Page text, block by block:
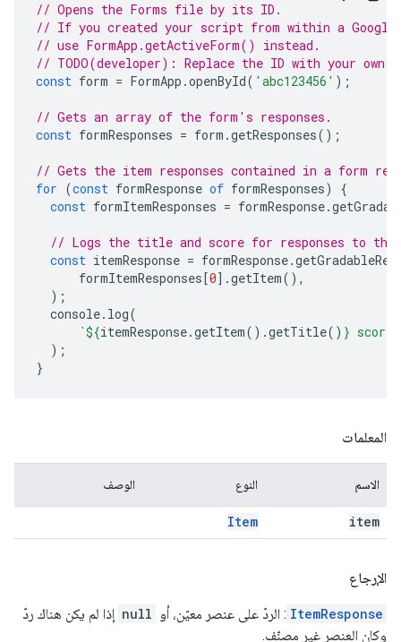
// Opens the Forms file by its ID.
// If you created your script from within a Google
// use FormApp.getActiveForm() instead.
// TODO(developer): Replace the ID with your own.
const form = FormApp .openById( 'abc123456' );
// Gets an array of the form's responses.
const formResponses = form .getResponses();
// Gets the item responses contained in a form
for (const formResponse of formResponses)
{
const formItemResponses = formResponse.
// Logs the title and score for responses to
const itemResponse = formResponse.
formItemResponses[0].getItem(),
);
console. log(
`${itemResponse.getItem().getTitle() } score
);
}
المعلمات
الاسم النوع الوصف
item
Item
الإرجاع
ItemResponse : الردّ على عنصر معيّن، أو null إذا لم يكن هناك ردّ
وكان العنصر غير مصنّف.